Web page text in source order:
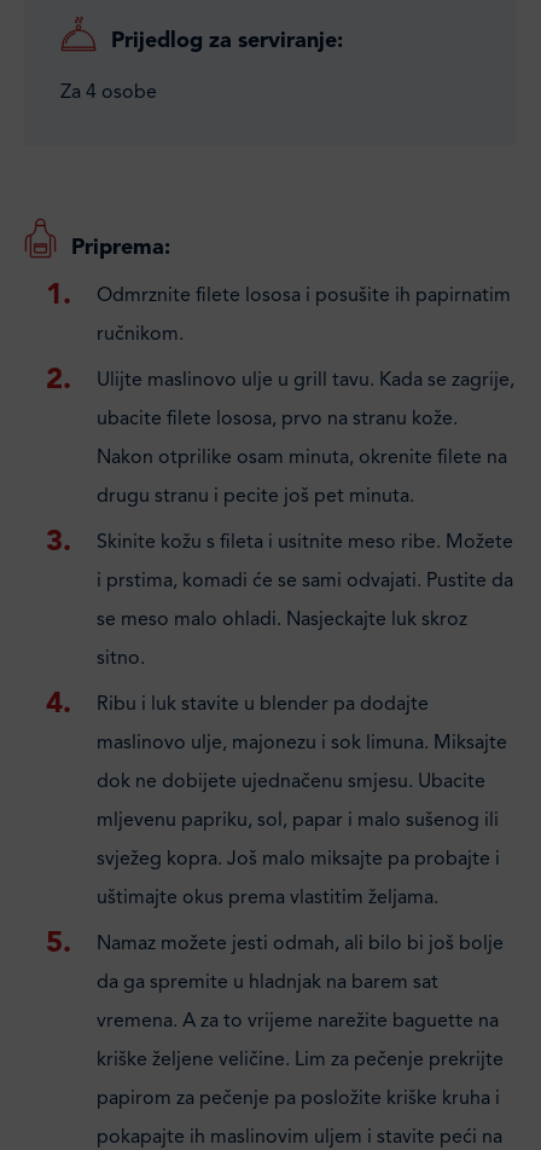
Prijedlog za serviranje:
Za 4 osobe
Priprema:
Odmrznite filete lososa i posušite ih papirnatim
ručnikom.
Ulijte maslinovo ulje u grill tavu. Kada se zagrije,
ubacite filete lososa, prvo na stranu kože.
Nakon otprilike osam minuta, okrenite filete na
drugu stranu i pecite još pet minuta.
Skinite kožu s fileta i usitnite meso ribe. Možete
i prstima, komadi će se sami odvajati. Pustite da
se meso malo ohladi. Nasjeckajte luk skroz
sitno.
Ribu i luk stavite u blender pa dodajte
maslinovo ulje, majonezu i sok limuna. Miksajte
dok ne dobijete ujednačenu smjesu. Ubacite
mljevenu papriku, sol, papar i malo sušenog ili
svježeg kopra. Još malo miksajte pa probajte i
uštimajte okus prema vlastitim željama.
Namaz možete jesti odmah, ali bilo bi još bolje
da ga spremite u hladnjak na barem sat
vremena. A za to vrijeme narežite baguette na
kriške željene veličine. Lim za pečenje prekrijte
papirom za pečenje pa posložite kriške kruha i
pokapajte ih maslinovim uljem i stavite peći na